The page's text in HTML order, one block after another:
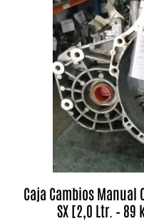
Caja Cambios
SX [2,0 Ltr. – 89